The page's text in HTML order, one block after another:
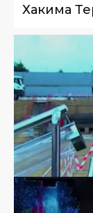
Хакима